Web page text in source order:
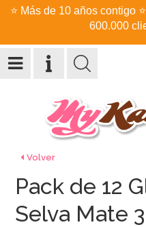
⭐ Más de 10 años contigo ⭐
600.000
Volver
Pack de 12
Selva Mate